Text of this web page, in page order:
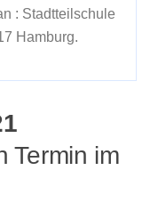
: Stadtteilschule
Hamburg.
Termin im